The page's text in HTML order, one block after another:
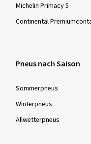
Michelin Primacy 5
Continental
Pneus nach Saison
Sommer­pneus
Winter­pneus
Allwetter­pneus